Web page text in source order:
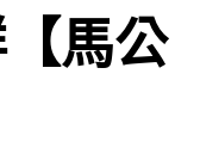
馬公